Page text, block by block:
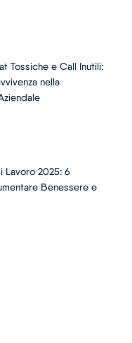
Tossiche e Call Inutili:
nella
Lavoro 2025: 6
Benessere e